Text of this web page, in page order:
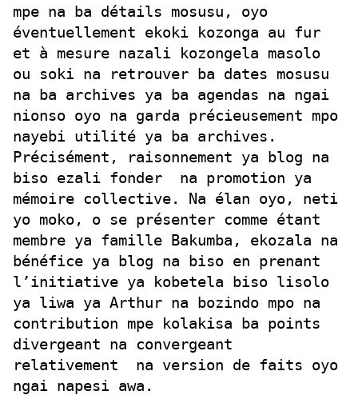
mpe na ba détails mosusu, oyo
éventuellement ekoki kozonga au fur
et à mesure nazali kozongela masolo
ou soki na retrouver ba dates mosusu
na ba archives ya ba agendas na ngai
nionso oyo na garda précieusement mpo
nayebi utilité ya ba archives.
Précisément, raisonnement ya blog na
biso ezali fonder na promotion ya
mémoire collective. Na élan oyo, neti
yo moko, o se présenter comme étant
membre ya famille Bakumba, ekozala na
bénéfice ya blog na biso en prenant
l’initiative ya kobetela biso lisolo
ya liwa ya Arthur na bozindo mpo na
contribution mpe kolakisa ba points
divergeant na convergeant
relativement na version de faits oyo
ngai napesi awa.